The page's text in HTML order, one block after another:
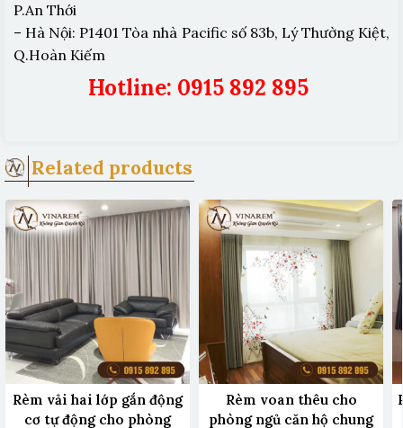
P.An Thới
– Hà Nội: P1401 Tòa nhà Pacific số 83b, Lý Thường Kiệt,
Q.Hoàn Kiếm
Hotline: 0915 892 895
Related products
Rèm vải hai lớp gắn động
cơ tự động cho phòng
Rèm voan thêu cho
phòng ngủ căn hộ chung